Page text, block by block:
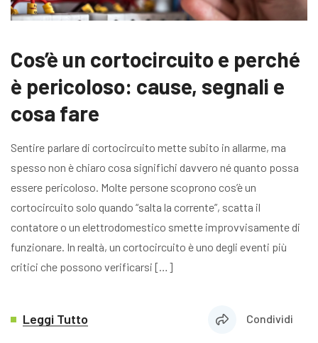
Cos’è un cortocircuito e perché
è pericoloso: cause, segnali e
cosa fare
Sentire parlare di cortocircuito mette subito in allarme, ma
spesso non è chiaro cosa significhi davvero né quanto possa
essere pericoloso. Molte persone scoprono cos’è un
cortocircuito solo quando “salta la corrente”, scatta il
contatore o un elettrodomestico smette improvvisamente di
funzionare. In realtà, un cortocircuito è uno degli eventi più
critici che possono verificarsi […]
Leggi Tutto Condividi